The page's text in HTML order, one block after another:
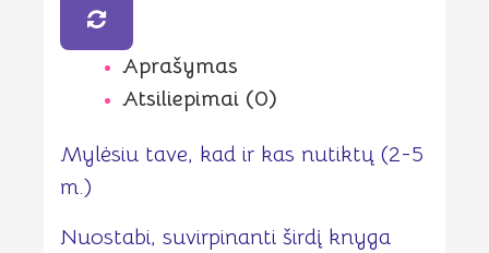
5
Aprašymas
Atsiliepimai (0)
Mylėsiu tave, kad ir kas nutiktų (2-5
m.)
Nuostabi, suvirpinanti širdį knyga